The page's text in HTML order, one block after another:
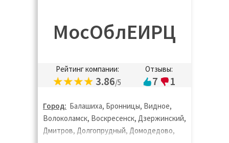
МосОблЕИРЦ
Рейтинг компании:
3.86/5
Отзывы:
7 1
Город: Балашиха, Бронницы, Видное,
Волоколамск, Воскресенск, Дзержинский,
Дмитров, Долгопрудный, Домодедово,